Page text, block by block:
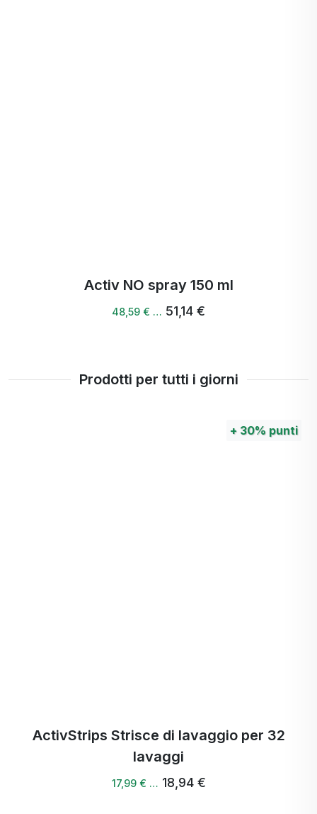
Activ NO spray 150 ml
48,59 € … 51,14 €
Prodotti per tutti i giorni
+ 30% punti
ActivStrips Strisce di lavaggio per 32
lavaggi
17,99 € … 18,94 €